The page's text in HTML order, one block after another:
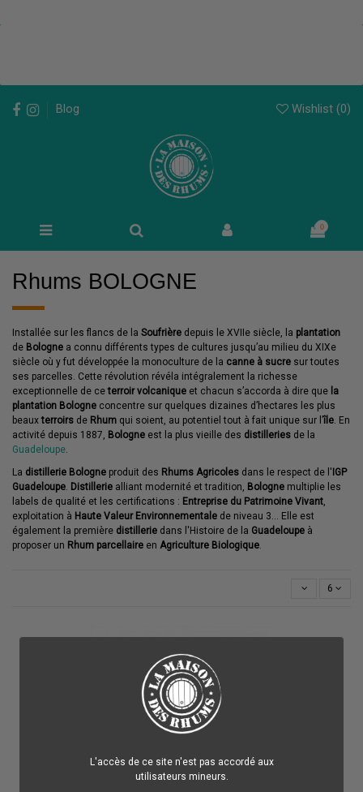
L'accès de ce site n'est pas accordé aux
utilisateurs mineurs.
Blog Wishlist (0)
0
Rhums BOLOGNE
Installée sur les flancs de la Soufrière depuis le XVIIe siècle, la plantation
de Bologne a connu différents types de cultures jusqu’au milieu du XIXe
siècle où y fut développée la monoculture de la canne à sucre sur toutes
ses parcelles. Cette révolution révéla intégralement la richesse
exceptionnelle de ceterroir volcanique et chacun s’accorda à dire que la
plantation Bologne concentre sur quelques dizaines d’hectares les plus
beauxterroirs de Rhum qui soient, au potentiel tout à fait unique sur l’île. En
activité depuis 1887, Bologne est la plus vieille des distilleries de la
Guadeloupe.
La distillerie Bologne produit des Rhums Agricoles dans le respect de l'IGP
Guadeloupe Distillerie alliant modernité et tradition, Bologne multiplie les
labels de qualité et les certifications : Entreprise du Patrimoine Vivant
exploitation à Haute Valeur Environnementale de niveau 3... Elle est
également la première distillerie dans l'Histoire de la Guadeloupe à
proposer un Rhum parcellaire en Agriculture Biologique
6